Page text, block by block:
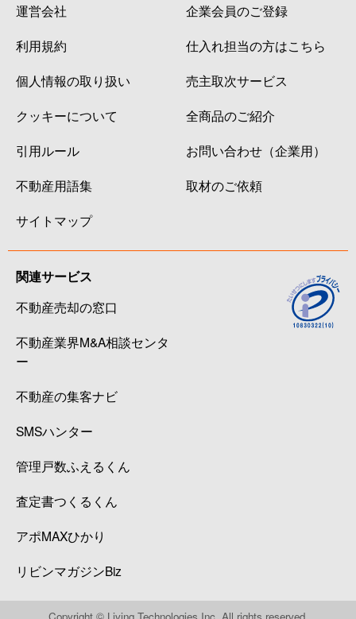
運営会社
利用規約
個人情報の取り扱い
クッキーについて
引用ルール
不動産用語集
サイトマップ
企業会員のご登録
仕入れ担当の方はこちら
売主取次サービス
全商品のご紹介
お問い合わせ（企業用）
取材のご依頼
関連サービス
不動産売却の窓口
不動産業界M&A相談センタ
ー
不動産の集客ナビ
SMSハンター
管理戸数ふえるくん
査定書つくるくん
アポMAXひかり
リビンマガジンBiz